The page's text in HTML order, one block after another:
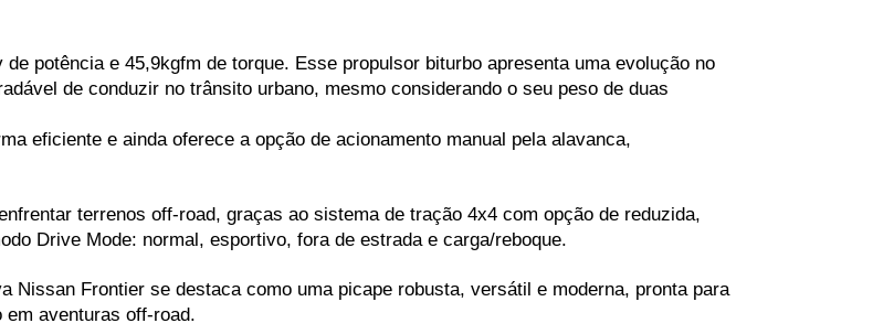
potência e 45,9kgfm de torque. Esse propulsor biturbo apresenta uma evolução no
de conduzir no trânsito urbano, mesmo considerando o seu peso de duas
eficiente e ainda oferece a opção de acionamento manual pela alavanca,
terrenos off-road, graças ao sistema de tração 4x4 com opção de reduzida,
Drive Mode: normal, esportivo, fora de estrada e carga/reboque.
Frontier se destaca como uma picape robusta, versátil e moderna, pronta para
em aventuras off-road.